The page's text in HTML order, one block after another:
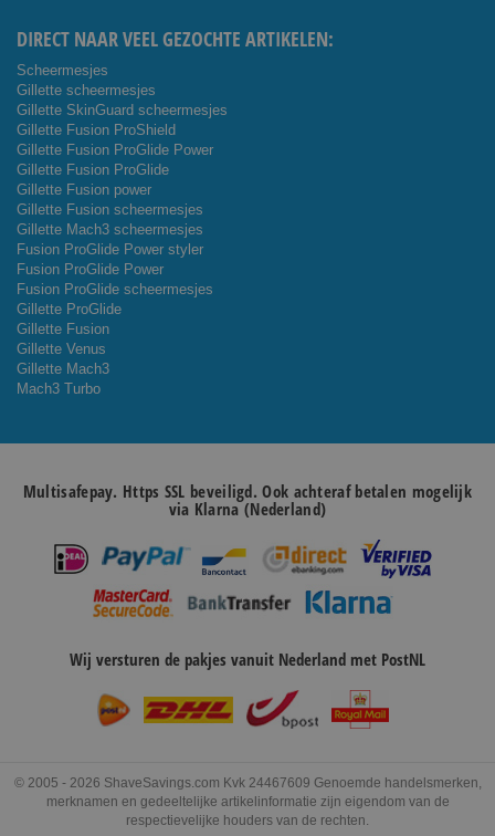
DIRECT NAAR VEEL GEZOCHTE ARTIKELEN:
Scheermesjes
Gillette scheermesjes
Gillette SkinGuard scheermesjes
Gillette Fusion ProShield
Gillette Fusion ProGlide Power
Gillette Fusion ProGlide
Gillette Fusion power
Gillette Fusion scheermesjes
Gillette Mach3 scheermesjes
Fusion ProGlide Power styler
Fusion ProGlide Power
Fusion ProGlide scheermesjes
Gillette ProGlide
Gillette Fusion
Gillette Venus
Gillette Mach3
Mach3 Turbo
Multisafepay. Https SSL beveiligd. Ook achteraf betalen mogelijk
via Klarna (Nederland)
Wij versturen de pakjes vanuit Nederland met PostNL
© 2005 - 2026 ShaveSavings.com Kvk 24467609 Genoemde handelsmerken,
merknamen en gedeeltelijke artikelinformatie zijn eigendom van de
respectievelijke houders van de rechten.